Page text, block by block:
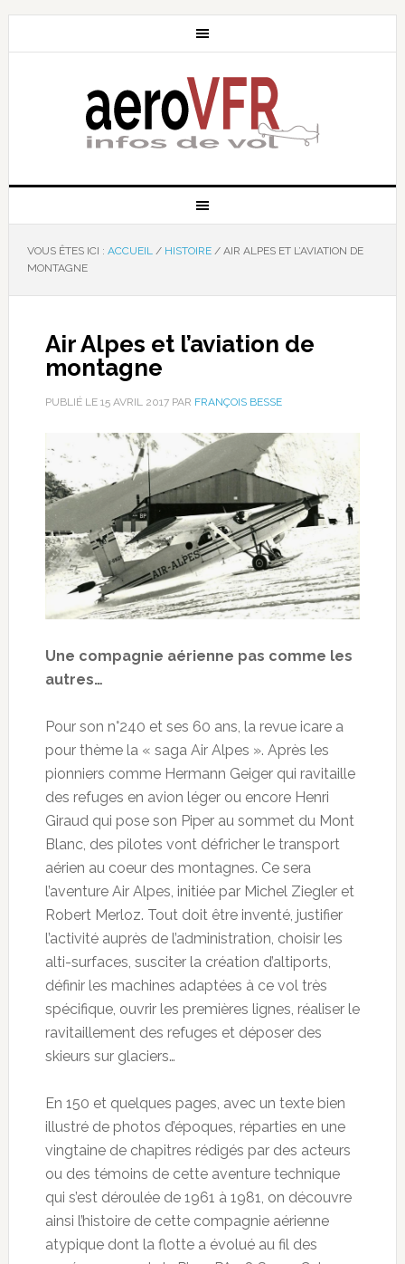
VOUS ÊTES ICI : ACCUEIL / HISTOIRE /AIR ALPES ET L’AVIATION DE
MONTAGNE
Air Alpes et l’aviation de
montagne
PUBLIÉ LE 15 AVRIL 2017PAR FRANÇOIS BESSE
Une compagnie aérienne pas comme les
autres…
Pour son n°240 et ses 60 ans, la revue icare a
pour thème la « saga Air Alpes ». Après les
pionniers comme Hermann Geiger qui ravitaille
des refuges en avion léger ou encore Henri
Giraud qui pose son Piper au sommet du Mont
Blanc, des pilotes vont défricher le transport
aérien au coeur des montagnes. Ce sera
l’aventure Air Alpes, initiée par Michel Ziegler et
Robert Merloz. Tout doit être inventé, justifier
l’activité auprès de l’administration, choisir les
alti-surfaces, susciter la création d’altiports,
définir les machines adaptées à ce vol très
spécifique, ouvrir les premières lignes, réaliser le
ravitaillement des refuges et déposer des
skieurs sur glaciers…
En 150 et quelques pages, avec un texte bien
illustré de photos d’époques, réparties en une
vingtaine de chapitres rédigés par des acteurs
ou des témoins de cette aventure technique
qui s’est déroulée de 1961 à 1981, on découvre
ainsi l’histoire de cette compagnie aérienne
atypique dont la flotte a évolué au fil des